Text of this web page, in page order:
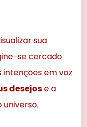
sua
se cercado
intenções em voz
desejose a